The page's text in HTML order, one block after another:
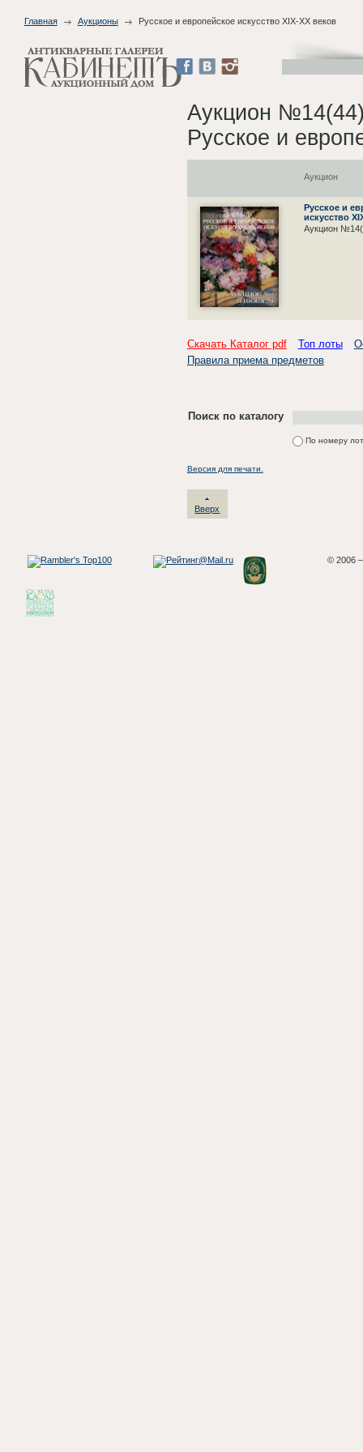
Главная Аукционы Русское и европейское искусство XIX-XX веков
Аукцион
Русское и
Аукцион
Русское и
искусство
Аукцион
Скачать Каталог pdf Топ лоты
Правила приема предметов
Поиск по каталогу
По номеру
Версия для печати.
Вверх
© 2006